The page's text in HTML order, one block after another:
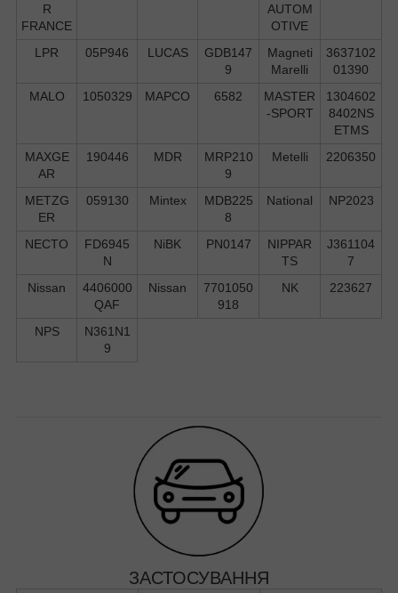
R
FRANCE
AUTOM
OTIVE
LPR 05P946 LUCAS
GDB147
9
Magneti
Marelli
3637102
01390
MALO
1050329 MAPCO 6582
MASTER
-SPORT
1304602
8402NS
ETMS
MAXGE
AR
190446 MDR
MRP210
9
Metelli 2206350
METZG
ER
059130 Mintex
MDB225
8
National NP2023
NECTO
FD6945
N
NiBK PN0147
NIPPAR
TS
J361104
7
Nissan
4406000
QAF
Nissan
7701050
918
NK 223627
NPS
N361N1
9
ЗАСТОСУВАННЯ